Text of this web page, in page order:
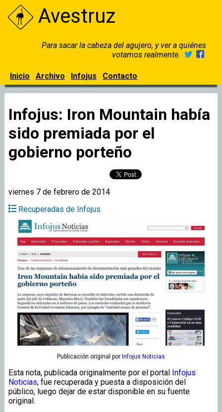
Avestruz
Para sacar la cabeza del agujero, y ver a quiénes
votamos realmente.
Inicio Archivo Infojus Contacto
Infojus: Iron Mountain había
sido premiada por el
gobierno porteño
viernes 7 de febrero de 2014
Recuperadas de Infojus
Publicación original por Infojus Noticias
Esta nota, publicada originalmente por el portal Infojus
Noticias, fue recuperada y puesta a disposición del
público, luego dejar de estar disponible en su fuente
original.